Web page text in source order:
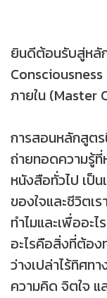
ยินดีต้อนรับสู่หลั
ภายใน (Master
การสอนหลักสูตร
ถ่ายทอดความรู้ที่
หนังสือทั่วไป เป็น
ของใจและชีวิตเ
ทำไมและเพื่ออะ
อะไรคือสิ่งที่ต้อ
ว่างเปล่าไร้ทิศ
ความคิด จิตใจ